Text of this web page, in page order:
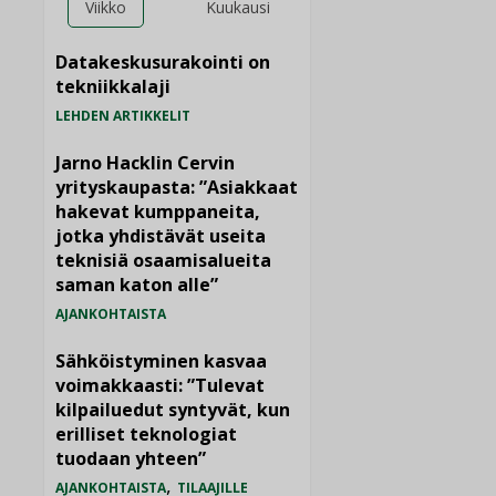
Viikko Kuukausi
Datakeskusurakointi on
tekniikkalaji
LEHDEN ARTIKKELIT
Jarno Hacklin Cervin
yrityskaupasta: ”Asiakkaat
hakevat kumppaneita,
jotka yhdistävät useita
teknisiä osaamisalueita
saman katon alle”
AJANKOHTAISTA
Sähköistyminen kasvaa
voimakkaasti: ”Tulevat
kilpailuedut syntyvät, kun
erilliset teknologiat
tuodaan yhteen”
AJANKOHTAISTA, TILAAJILLE